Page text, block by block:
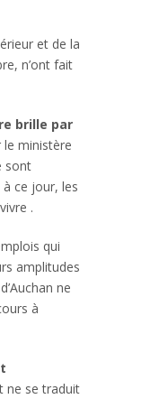
et de la
n’ont fait
brille par
le ministère
sont
ce jour, les
.
qui
amplitudes
ne
à
ne se traduit